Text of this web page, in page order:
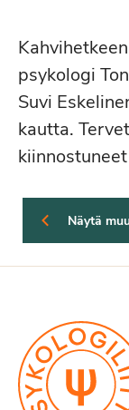
psykologi
Suvi
kautta.
Näytä